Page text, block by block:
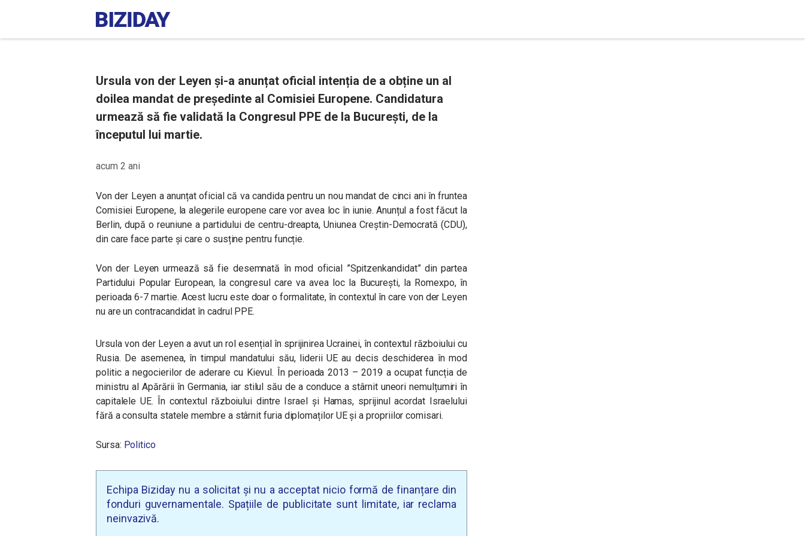
Ursula von der Leyen și-a anunțat oficial intenția de a obține un al
doilea mandat de preşedinte al Comisiei Europene. Candidatura
urmează să fie validată la Congresul PPE de la București, de la
începutul lui martie.
acum 2 ani
Von der Leyen a anunțat oficial că va candida pentru un nou mandat de cinci ani în fruntea
Comisiei Europene, la alegerile europene care vor avea loc în iunie. Anunțul a fost făcut la
Berlin, după o reuniune a partidului de centru-dreapta, Uniunea Creștin-Democrată (CDU),
din care face parte și care o susține pentru funcție.
Von der Leyen urmează să fie desemnată în mod oficial ”Spitzenkandidat” din partea
Partidului Popular European, la congresul care va avea loc la București, la Romexpo, în
perioada 6-7 martie. Acest lucru este doar o formalitate, în contextul în care von der Leyen
nu are un contracandidat în cadrul PPE.
Ursula von der Leyen a avut un rol esențial în sprijinirea Ucrainei, în contextul războiului cu
Rusia. De asemenea, în timpul mandatului său, liderii UE au decis deschiderea în mod
politic a negocierilor de aderare cu Kievul. În perioada 2013 – 2019 a ocupat funcția de
ministru al Apărării în Germania, iar stilul său de a conduce a stârnit uneori nemulțumiri în
capitalele UE. În contextul războiului dintre Israel și Hamas, sprijinul acordat Israelului
fără a consulta statele membre a stârnit furia diplomaților UE și a propriilor comisari.
Sursa: Politico
Echipa Biziday nu a solicitat și nu a acceptat nicio formă de finanțare din
fonduri guvernamentale. Spațiile de publicitate sunt limitate, iar reclama
neinvazivă.